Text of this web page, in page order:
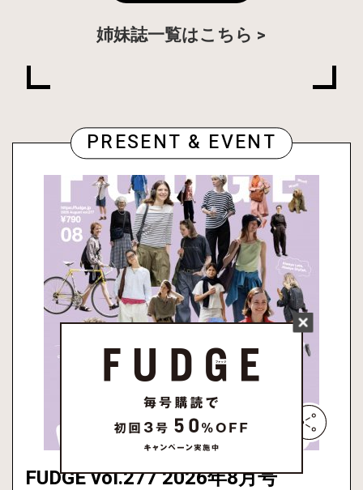
姉妹誌一覧はこちら
PRESENT & EVENT
FUDGE vol.277 2026年8月号